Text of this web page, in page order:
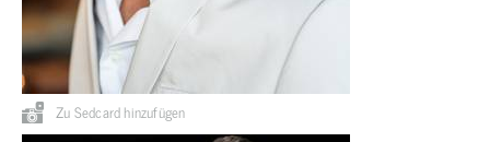
Zu Sedcard hinzufügen